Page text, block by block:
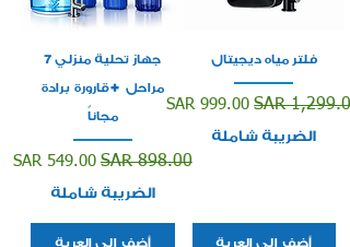
فلتر مياه ديجيتال
عادي SAR سعر البيع
SAR 999.00
الضريبة شاملة
جهاز تحلية منزلي 7
مراحل +قارورة برادة
مجاناً
سعر عادي
SAR 898.00 سعر البيع
SAR 549.00
الضريبة شاملة